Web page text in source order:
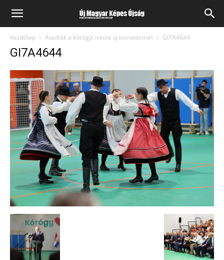
Kezdőlap Átadták a kórógyi iskola új tornatermét GI7A4644
GI7A4644